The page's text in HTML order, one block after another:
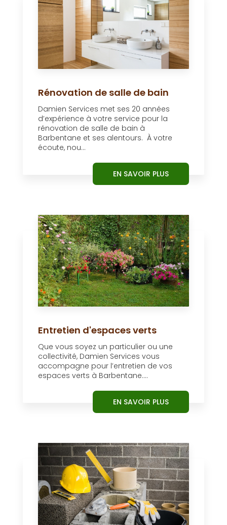
Rénovation de salle de bain
Damien Services met ses 20 années
d’expérience à votre service pour la
rénovation de salle de bain à
Barbentane et ses alentours. À votre
écoute, nou...
EN SAVOIR PLUS
Entretien d'espaces verts
Que vous soyez un particulier ou une
collectivité, Damien Services vous
accompagne pour l’entretien de vos
espaces verts à Barbentane....
EN SAVOIR PLUS